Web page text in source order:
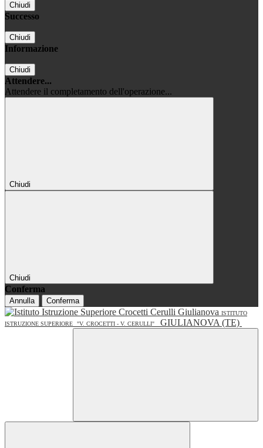
Chiudi
Successo
Chiudi
Informazione
Chiudi
Attendere...
Attendere il completamento dell'operazione...
Chiudi
Chiudi
Conferma
Annulla Conferma
ISTITUTO
ISTRUZIONE SUPERIORE
"V. CROCETTI - V. CERULLI" GIULIANOVA (TE)